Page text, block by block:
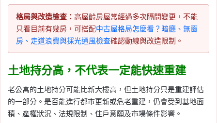
格局與改造檢查： 高屋齡房屋常經過多次隔間變更，不能
只看目前有幾房，可搭配中古屋格局怎麼看？暗廳、無窗
房、走道浪費與採光通風檢查確認動線與改造限制。
土地持分高，不代表一定能快速重建
老公寓的土地持分可能比新大樓高，但土地持分只是重建評估
的一部分。是否能進行都市更新或危老重建，仍會受到基地面
積、產權狀況、法規限制、住戶意願及市場條件影響。